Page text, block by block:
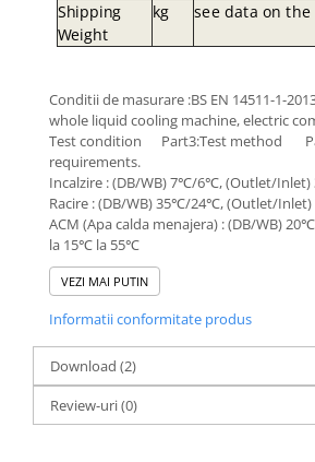
Shipping
Weight
kg see data onthe
Conditii de masurare :BS EN 14511-1-
whole liquid cooling machine, electric
Test condition Part3:Test method
requirements.
Incalzire : (DB/WB) 7℃/6℃, (Outlet/
Racire : (DB/WB) 35℃/24℃, (Outlet/
ACM (Apa calda menajera) : (DB/WB)
la 15℃ la 55℃
VEZI MAI PUTIN
Informatii conformitate produs
Download (2)
Review-uri(0)